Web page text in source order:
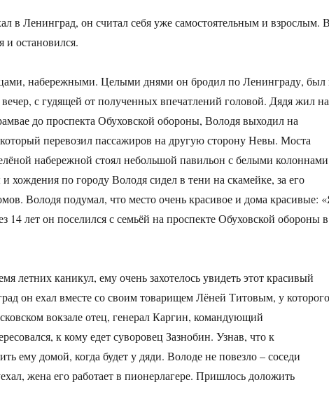
в Ленинград, он считал себя уже самостоятельным и взрослым.
и остановился.
набережными. Целыми днями он бродил по Ленинграду, был
с гудящей от полученных впечатлений головой. Дядя жил на
до проспекта Обуховской обороны, Володя выходил на
перевозил пассажиров на другую сторону Невы. Моста
набережной стоял небольшой павильон с белыми
хождения по городу Володя сидел в тени на скамейке, за его
Володя подумал, что место очень красивое и дома красивые:
14 лет он поселился с семьёй на проспекте Обуховской обороны в
летних каникул, ему очень захотелось увидеть этот красивый
он ехал вместе со своим товарищем Лёней Титовым, у
вокзале отец, генерал Каргин, командующий
к кому едет суворовец Зазнобин. Узнав, что к
ему домой, когда будет у дяди. Володе не повезло – соседи
жена его работает в пионерлагере. Пришлось доложить